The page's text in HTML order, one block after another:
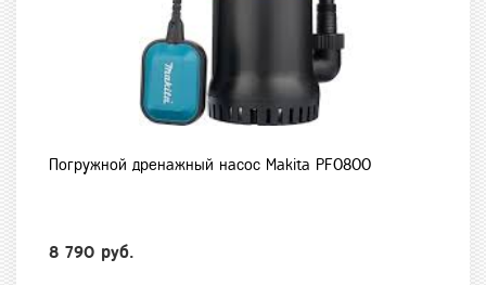
Погружной дренажный насос Makita PF0800
8 790 руб.